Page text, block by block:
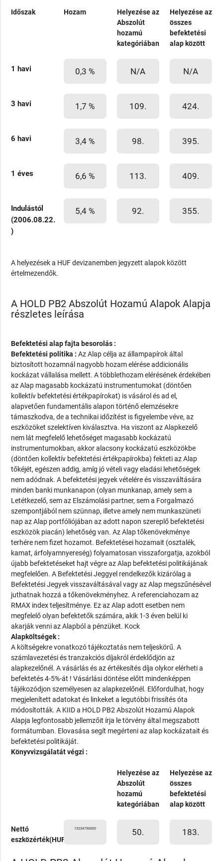
Időszak Hozam
Helyezése az
Abszolút
hozamú
kategóriában
Helyezése az
összes
befektetési
alap között
1 havi 0,3 % N/A N/A
3 havi 1,7 % 109. 424.
6 havi 3,4 % 98. 395.
1 éves 6,6 % 113. 409.
Indulástól
(2006.08.22.
)
5,4 % 92. 355.
A helyezések a HUF devizanemben jegyzett alapok között
értelmezendők.
A HOLD PB2 Abszolút Hozamú Alapok Alapja
részletes leírása
Befektetési alap fajta besorolás :
Befektetési politika :Az Alap célja az állampapírok által
biztosított hozamnál nagyobb hozam elérése addicionális
kockázat vállalása mellett. A többlethozam elérésének érdekében
az Alap magasabb kockázatú instrumentumokat (döntően
kollektív befektetési értékpapírokat) is vásárol és ad el,
alapvetően fundamentális alapon történő elemzésekre
támaszkodva, de a technikai időzítést is figyelembe véve, az
eszközöket szelektíven kiválasztva. Ha viszont az Alapkezelő
nem lát megfelelő lehetőséget magasabb kockázatú
instrumentumokban, akkor alacsony kockázatú eszközökbe
(döntően kollektív befektetési értékpapírokba) fekteti az Alap
tőkéjét, egészen addig, amíg jó vételi vagy eladási lehetőségek
nem adódnak. A befektetési jegyek vételére és visszaváltására
minden banki munkanapon (olyan munkanap, amely sem a
Letétkezelő, sem az Elszámolási partner, sem a Forgalmazó
szempontjából nem szünnap, illetve amely nem munkaszüneti
nap az Alap portfóliójában az adott napon szereplő befektetési
eszközök piacán) lehetőség van. Az Alap tőkenövekménye
terhére nem fizet hozamot. Befektetései hozamait (osztalék,
kamat, árfolyamnyereség) folyamatosan visszaforgatja, azokból
újabb befektetéseket hajt végre az Alap befektetési politikájának
megfelelően. A Befektetési Jeggyel rendelkezők kizárólag a
Befektetési Jegyek visszaváltásával vagy az Alap megszűnésével
juthatnak hozzá a tőkenövekményhez. A referenciahozam az
RMAX index teljesítménye. Ez az Alap adott esetben nem
megfelelő olyan befektetők számára, akik 1-3 éven belül ki
akarják venni az Alapból a pénzüket. Kock
Alapköltségek :
A költségekre vonatkozó tájékoztatás nem teljeskörű. A
számlavezetési és tranzakciós díjakról érdeklődjön az
alapkezelőnél. A vásárlás és az értékesítés díja olykor elérheti a
befektetés 4-5%-át ! Vásárlási döntése előtt mindenképpen
tájékozódjon személyesen az alapkezelőnél. Előfordulhat, hogy
megjelenített adatokat és linkeket a legutóbbi frissítés óta
módosították. A KIID a HOLD PB2 Abszolút Hozamú Alapok
Alapja legfontosabb jellemzőit írja le törvény által megszabott
formátumban. Elovasása segít megérteni az alap kockázatait és
befektetési politikáját.
Könyvvizsgálatát végzi :
Helyezése az
Abszolút
hozamú
kategóriában
Helyezése az
összes
befektetési
alap között
Nettó
eszközérték(HUF)
13234750000 50. 183.